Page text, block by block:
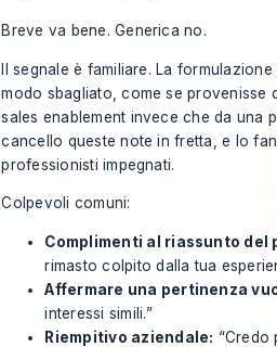
Breve va bene. Generica no.
Il segnale è familiare. La
modo sbagliato, come se provenisse
sales enablement invece che da una
cancello queste note in fretta, e lo
professionisti impegnati.
Colpevoli comuni:
Complimenti al riassunto del
rimasto colpito dalla tua
Affermare una pertinenza
interessi simili.”
Riempitivo aziendale: “Credo